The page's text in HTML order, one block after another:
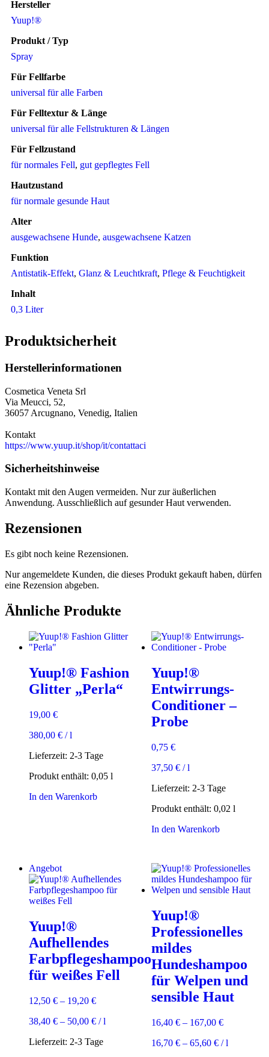
Hersteller
Yuup!®
Produkt / Typ
Spray
Für Fellfarbe
universal für alle Farben
Für Felltextur & Länge
universal für alle Fellstrukturen & Längen
Für Fellzustand
für normales Fell, gut gepflegtes Fell
Hautzustand
für normale gesunde Haut
Alter
ausgewachsene Hunde, ausgewachsene Katzen
Funktion
Antistatik-Effekt, Glanz & Leuchtkraft, Pflege & Feuchtigkeit
Inhalt
0,3 Liter
Produktsicherheit
Herstellerinformationen
Cosmetica Veneta Srl
Via Meucci, 52,
36057 Arcugnano, Venedig, Italien
Kontakt
https://www.yuup.it/shop/it/contattaci
Sicherheitshinweise
Kontakt mit den Augen vermeiden. Nur zur äußerlichen
Anwendung. Ausschließlich auf gesunder Haut verwenden.
Rezensionen
Es gibt noch keine Rezensionen.
Nur angemeldete Kunden, die dieses Produkt gekauft haben, dürfen
eine Rezension abgeben.
Ähnliche Produkte
Yuup!® Fashion
Glitter „Perla“
19,00 €
380,00 € /l
Lieferzeit: 2-3 Tage
Produkt enthält: 0,05 l
In den Warenkorb
Yuup!®
Entwirrungs-
Conditioner –
Probe
0,75 €
37,50 €/l
Lieferzeit: 2-3 Tage
Produkt enthält: 0,02 l
In den Warenkorb
Angebot
Yuup!®
Aufhellendes
Farbpflegeshampoo
für weißes Fell
12,50 € – 19,20 €
38,40 € – 50,00 € /l
Lieferzeit: 2-3 Tage
Yuup!®
Professionelles
mildes
Hundeshampoo
für Welpen und
sensible Haut
16,40 €– 167,00 €
16,70 €– 65,60 €/l